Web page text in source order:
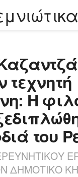
τεχνητή
Η
του
ΔΗΜΟΤΙΚΟ